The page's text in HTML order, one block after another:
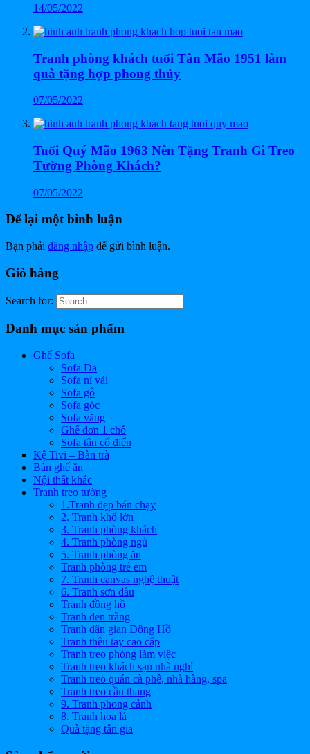
14/05/2022
Tranh phòng khách tuổi Tân Mão 1951 làm
quà tặng hợp phong thủy
07/05/2022
Tuổi Quý Mão 1963 Nên Tặng Tranh Gì Treo
Tường Phòng Khách?
07/05/2022
Để lại một bình luận
Bạn phải đăng nhập để gửi bình luận.
Giỏ hàng
Search for:
Danh mục sản phẩm
Ghế Sofa
Sofa Da
Sofa nỉ vải
Sofa gỗ
Sofa góc
Sofa văng
Ghế đơn 1 chỗ
Sofa tân cổ điển
Kệ Tivi – Bàn trà
Bàn ghế ăn
Nội thất khác
Tranh treo tường
1.Tranh đẹp bán chạy
2. Tranh khổ lớn
3. Tranh phòng khách
4. Tranh phòng ngủ
5. Tranh phòng ăn
Tranh phòng trẻ em
7. Tranh canvas nghệ thuật
6. Tranh sơn dầu
Tranh đồng hồ
Tranh đen trắng
Tranh dân gian Đông Hồ
Tranh thêu tay cao cấp
Tranh treo phòng làm việc
Tranh treo khách sạn nhà nghỉ
Tranh treo quán cà phê, nhà hàng, spa
Tranh treo cầu thang
9. Tranh phong cảnh
8. Tranh hoa lá
Quà tặng tân gia